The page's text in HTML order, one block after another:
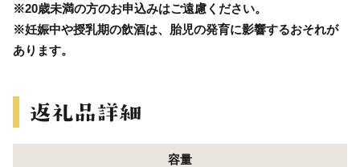
※20歳未満の方のお申込みはご遠慮ください。
※妊娠中や授乳期の飲酒は、胎児の発育に影響するおそれが
あります。
容量